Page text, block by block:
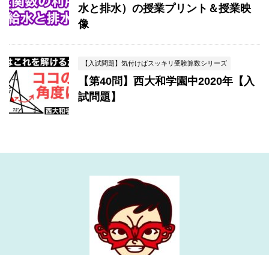
水と排水）の授業プリント＆授業映
像
【入試問題】気付けばスッキリ受験算数シリーズ
【第40問】西大和学園中2020年【入
試問題】